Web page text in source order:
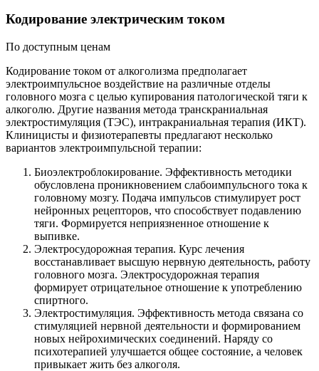
Кодирование электрическим током
По доступным ценам
Кодирование током от алкоголизма предполагает
электроимпульсное воздействие на различные отделы
головного мозга с целью купирования патологической тяги к
алкоголю. Другие названия метода транскраниальная
электростимуляция (ТЭС), интракраниальная терапия (ИКТ).
Клиницисты и физиотерапевты предлагают несколько
вариантов электроимпульсной терапии:
Биоэлектроблокирование. Эффективность методики
обусловлена проникновением слабоимпульсного тока к
головному мозгу. Подача импульсов стимулирует рост
нейронных рецепторов, что способствует подавлению
тяги. Формируется неприязненное отношение к
выпивке.
Электросудорожная терапия. Курс лечения
восстанавливает высшую нервную деятельность, работу
головного мозга. Электросудорожная терапия
формирует отрицательное отношение к употреблению
спиртного.
Электростимуляция. Эффективность метода связана со
стимуляцией нервной деятельности и формированием
новых нейрохимических соединений. Наряду со
психотерапией улучшается общее состояние, а человек
привыкает жить без алкоголя.